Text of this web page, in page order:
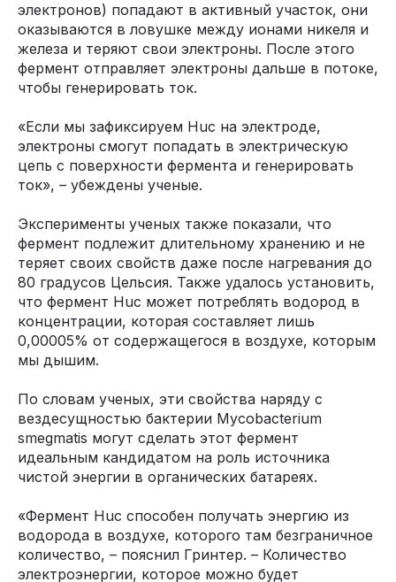
электронов) попадают в активный участок, они
оказываются в ловушке между ионами никеля и
железа и теряют свои электроны. После этого
фермент отправляет электроны дальше в потоке,
чтобы генерировать ток.
«Если мы зафиксируем Huc на электроде,
электроны смогут попадать в электрическую
цепь с поверхности фермента и генерировать
ток», – убеждены ученые.
Эксперименты ученых также показали, что
фермент подлежит длительному хранению и не
теряет своих свойств даже после нагревания до
80 градусов Цельсия. Также удалось установить,
что фермент Huc может потреблять водород в
концентрации, которая составляет лишь
0,00005% от содержащегося в воздухе, которым
мы дышим.
По словам ученых, эти свойства наряду с
вездесущностью бактерии Mycobacterium
smegmatis могут сделать этот фермент
идеальным кандидатом на роль источника
чистой энергии в органических батареях.
«Фермент Huc способен получать энергию из
водорода в воздухе, которого там безграничное
количество, – пояснил Гринтер. – Количество
электроэнергии, которое можно будет